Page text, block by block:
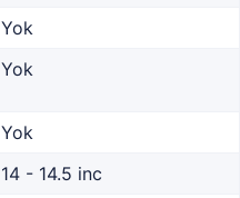
Yok
Yok
Yok
14 - 14.5 inc